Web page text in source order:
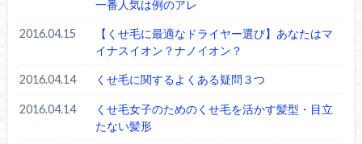
一番人気は例のアレ
2016.04.15
【くせ毛に最適なドライヤー選び】あなたはマ
イナスイオン？ナノイオン？
2016.04.14 くせ毛に関するよくある疑問３つ
2016.04.14
くせ毛女子のためのくせ毛を活かす髪型・目立
たない髪形